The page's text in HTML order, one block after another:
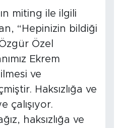
miting ile ilgili
“Hepinizin bildiği
Özel
Ekrem
ve
Haksızlığa ve
çalışıyor.
haksızlığa ve